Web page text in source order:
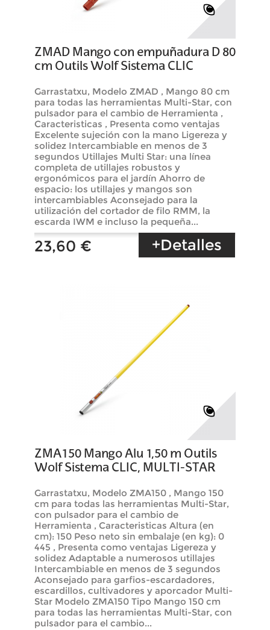
ZMAD Mango con empuñadura D 80
cm Outils Wolf Sistema CLIC
Garrastatxu, Modelo ZMAD , Mango 80 cm
para todas las herramientas Multi-Star, con
pulsador para el cambio de Herramienta ,
Caracteristicas , Presenta como ventajas
Excelente sujeción con la mano Ligereza y
solidez Intercambiable en menos de 3
segundos Utillajes Multi Star: una línea
completa de utillajes robustos y
ergonómicos para el jardín Ahorro de
espacio: los utillajes y mangos son
intercambiables Aconsejado para la
utilización del cortador de filo RMM, la
escarda IWM e incluso la pequeña...
23,60 € +Detalles
ZMA150 Mango Alu 1,50 m Outils
Wolf Sistema CLIC, MULTI-STAR
Garrastatxu, Modelo ZMA150 , Mango 150
cm para todas las herramientas Multi-Star,
con pulsador para el cambio de
Herramienta , Caracteristicas Altura (en
cm): 150 Peso neto sin embalaje (en kg): 0
445 , Presenta como ventajas Ligereza y
solidez Adaptable a numerosos utillajes
Intercambiable en menos de 3 segundos
Aconsejado para garfios-escardadores,
escardillos, cultivadores y aporcador Multi-
Star Modelo ZMA150 Tipo Mango 150 cm
para todas las herramientas Multi-Star, con
pulsador para el cambio...